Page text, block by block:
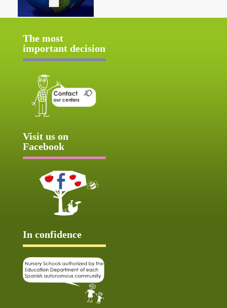
The most
important decision
Visit us on
Facebook
In confidence